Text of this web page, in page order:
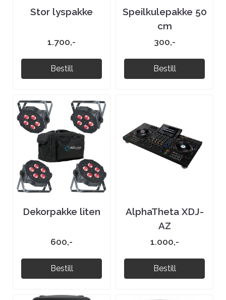
Stor lyspakke
1.700,-
Bestill
Speilkulepakke 50
cm
300,-
Bestill
Dekorpakke liten
600,-
Bestill
AlphaTheta XDJ-
AZ
1.000,-
Bestill